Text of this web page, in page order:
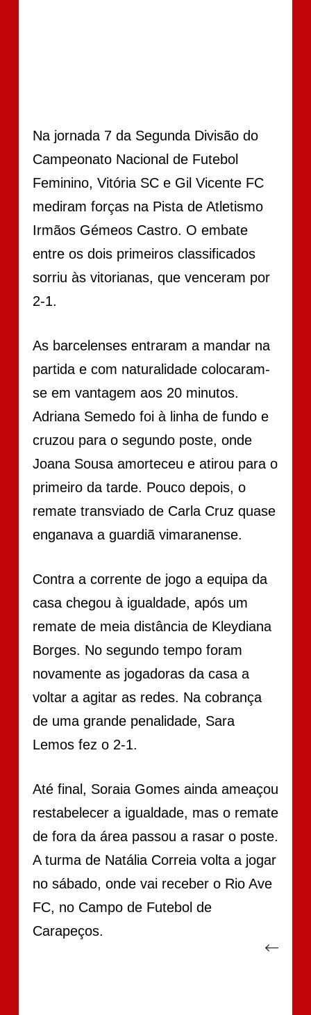
Na jornada 7 da Segunda Divisão do
Campeonato Nacional de Futebol
Feminino, Vitória SC e Gil Vicente FC
mediram forças na Pista de Atletismo
Irmãos Gémeos Castro. O embate
entre os dois primeiros classificados
sorriu às vitorianas, que venceram por
2-1.
As barcelenses entraram a mandar na
partida e com naturalidade colocaram-
se em vantagem aos 20 minutos.
Adriana Semedo foi à linha de fundo e
cruzou para o segundo poste, onde
Joana Sousa amorteceu e atirou para o
primeiro da tarde. Pouco depois, o
remate transviado de Carla Cruz quase
enganava a guardiã vimaranense.
Contra a corrente de jogo a equipa da
casa chegou à igualdade, após um
remate de meia distância de Kleydiana
Borges. No segundo tempo foram
novamente as jogadoras da casa a
voltar a agitar as redes. Na cobrança
de uma grande penalidade, Sara
Lemos fez o 2-1.
Até final, Soraia Gomes ainda ameaçou
restabelecer a igualdade, mas o remate
de fora da área passou a rasar o poste.
A turma de Natália Correia volta a jogar
no sábado, onde vai receber o Rio Ave
FC, no Campo de Futebol de
Carapeços.